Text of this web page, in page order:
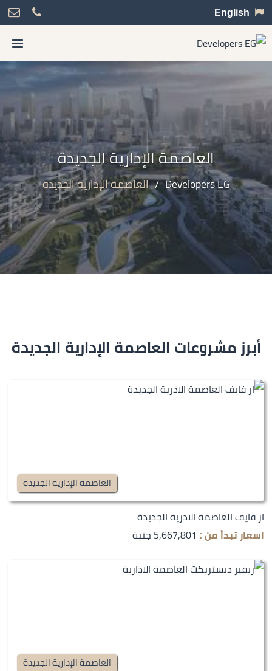
English
العاصمة الإدارية الجديدة
Developers EG
/ العاصمة الإدارية الجديدة
أبرز مشروعات العاصمة الإدارية الجديدة
العاصمة الإدارية الجديدة
ار فايف العاصمة الادرية الجديدة
اسعار تبدأ من : 5,667,801 جنية
العاصمة الإدارية الجديدة